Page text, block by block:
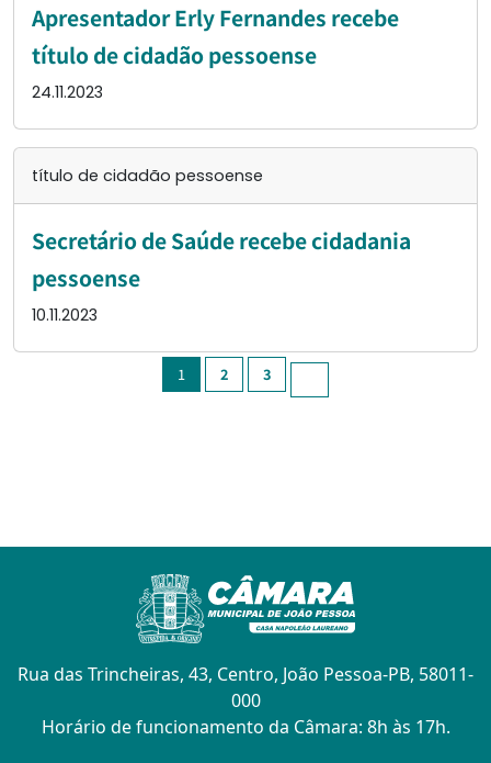
Apresentador Erly Fernandes recebe
título de cidadão pessoense
24.11.2023
título de cidadão pessoense
Secretário de Saúde recebe cidadania
pessoense
10.11.2023
1 2 3
Rua das Trincheiras, 43, Centro, João Pessoa-PB, 58011-
000
Horário de funcionamento da Câmara: 8h às 17h.